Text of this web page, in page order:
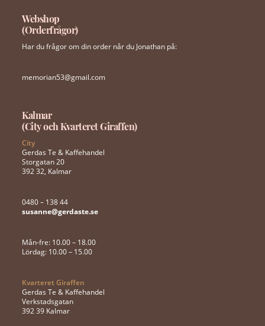
Webshop
(Orderfrågor)
Har du frågor om din order når du Jonathan på:
memorian53@gmail.com
Kalmar
(City och Kvarteret Giraffen)
City
Gerdas Te & Kaffehandel
Storgatan 20
392 32, Kalmar
0480 – 138 44
susanne@gerdaste.se
Mån-fre: 10.00 – 18.00
Lördag: 10.00 – 15.00
Kvarteret Giraffen
Gerdas Te & Kaffehandel
Verkstadsgatan
392 39 Kalmar